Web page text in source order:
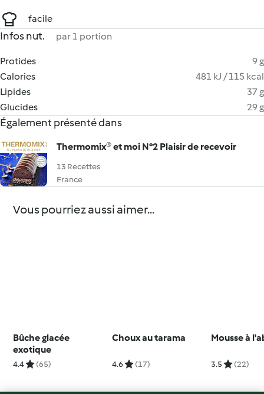
facile
Infos nut. par 1 portion
Protides
9 g
Calories
481 kJ / 115 kcal
Lipides
37 g
Glucides
29 g
Également présenté dans
Thermomix® et moi N°2 Plaisir de recevoir
13 Recettes
France
Vous pourriez aussi aimer...
Bûche glacée
exotique
4.4 (65)
Choux au tarama
4.6 (17)
Mousse à
3.5 (22)